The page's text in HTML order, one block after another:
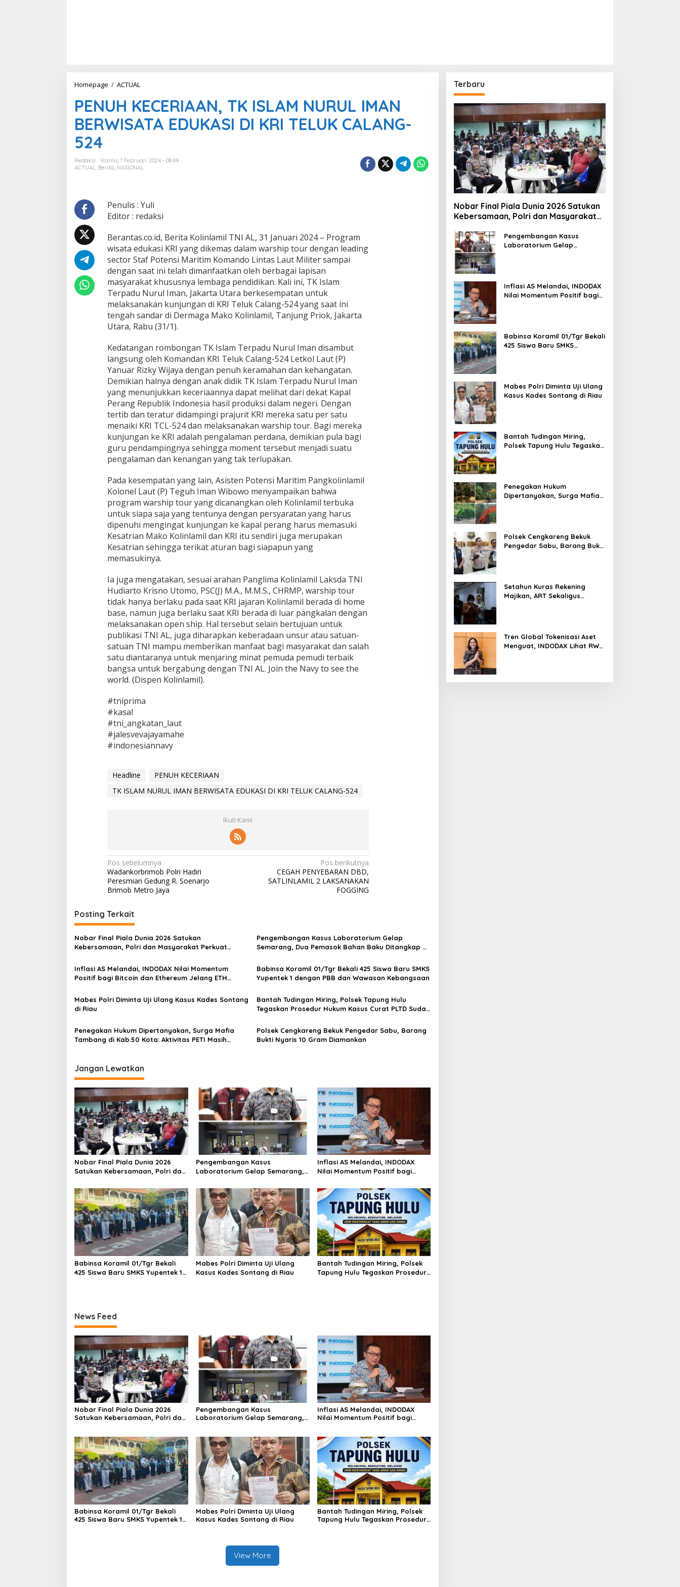
Homepage / ACTUAL
N
U
H
K
E
R
N
T
I
S
L
M
N
U
R
U
L
I
A
N
B
E
R
W
I
S
A
T
A
E
D
A
S
I
D
K
R
I
T
L
U
K
C
A
L
A
N
G
-
5
2
4
PENUH KECERIAAN, TK ISLAM NURUL IMAN
BERWISATA EDUKASI DI KRI TELUK CALANG-
524
Redaksi
Kamis, 1 Februari 2024 - 08:49
ACTUAL, Berita, NASIONAL
Penulis : Yuli
Editor : redaksi
Berantas.co.id, Berita Kolinlamil TNI AL, 31 Januari 2024 – Program
wisata edukasi KRI yang dikemas dalam warship tour dengan leading
sector Staf Potensi Maritim Komando Lintas Laut Militer sampai
dengan saat ini telah dimanfaatkan oleh berbagai lapisan
masyarakat khususnya lembaga pendidikan. Kali ini, TK Islam
Terpadu Nurul Iman, Jakarta Utara berkesempatan untuk
melaksanakan kunjungan di KRI Teluk Calang-524 yang saat ini
tengah sandar di Dermaga Mako Kolinlamil, Tanjung Priok, Jakarta
Utara, Rabu (31/1).
Kedatangan rombongan TK Islam Terpadu Nurul Iman disambut
langsung oleh Komandan KRI Teluk Calang-524 Letkol Laut (P)
Yanuar Rizky Wijaya dengan penuh keramahan dan kehangatan.
Demikian halnya dengan anak didik TK Islam Terpadu Nurul Iman
yang menunjukkan keceriaannya dapat melihat dari dekat Kapal
Perang Republik Indonesia hasil produksi dalam negeri. Dengan
tertib dan teratur didampingi prajurit KRI mereka satu per satu
menaiki KRI TCL-524 dan melaksanakan warship tour. Bagi mereka
kunjungan ke KRI adalah pengalaman perdana, demikian pula bagi
guru pendampingnya sehingga moment tersebut menjadi suatu
pengalaman dan kenangan yang tak terlupakan.
Pada kesempatan yang lain, Asisten Potensi Maritim Pangkolinlamil
Kolonel Laut (P) Teguh Iman Wibowo menyampaikan bahwa
program warship tour yang dicanangkan oleh Kolinlamil terbuka
untuk siapa saja yang tentunya dengan persyaratan yang harus
dipenuhi mengingat kunjungan ke kapal perang harus memasuki
Kesatrian Mako Kolinlamil dan KRI itu sendiri juga merupakan
Kesatrian sehingga terikat aturan bagi siapapun yang
memasukinya.
Ia juga mengatakan, sesuai arahan Panglima Kolinlamil Laksda TNI
Hudiarto Krisno Utomo, PSC(J) M.A., M.M.S., CHRMP, warship tour
tidak hanya berlaku pada saat KRI jajaran Kolinlamil berada di home
base, namun juga berlaku saat KRI berada di luar pangkalan dengan
melaksanakan open ship. Hal tersebut selain bertujuan untuk
publikasi TNI AL, juga diharapkan keberadaan unsur atau satuan-
satuan TNI mampu memberikan manfaat bagi masyarakat dan salah
satu diantaranya untuk menjaring minat pemuda pemudi terbaik
bangsa untuk bergabung dengan TNI AL. Join the Navy to see the
world. (Dispen Kolinlamil).
#tniprima
#kasal
#tni_angkatan_laut
#jalesvevajayamahe
#indonesiannavy
Headline
PENUH KECERIAAN
TK ISLAM NURUL IMAN BERWISATA EDUKASI DI KRI TELUK CALANG-524
Ikuti Kami
N
a
v
i
g
a
s
i
p
o
s
Pos sebelumnya
Wadankorbrimob Polri Hadiri
Peresmian Gedung R. Soenarjo
Brimob Metro Jaya
Pos berikutnya
CEGAH PENYEBARAN DBD,
SATLINLAMIL 2 LAKSANAKAN
FOGGING
Posting Terkait
Nobar Final Piala Dunia 2026 Satukan
Kebersamaan, Polri dan Masyarakat Perkuat
Pengembangan Kasus Laboratorium Gelap
Semarang, Dua Pemasok Bahan Baku Ditangkap di
Inflasi AS Melandai, INDODAX Nilai Momentum
Positif bagi Bitcoin dan Ethereum Jelang ETH
Babinsa Koramil 01/Tgr Bekali 425 Siswa Baru SMKS
Yupentek 1 dengan PBB dan Wawasan Kebangsaan
Mabes Polri Diminta Uji Ulang Kasus Kades Sontang
di Riau
Bantah Tudingan Miring, Polsek Tapung Hulu
Tegaskan Prosedur Hukum Kasus Curat PLTD Sudah
Penegakan Hukum Dipertanyakan, Surga Mafia
Tambang di Kab.50 Kota: Aktivitas PETI Masih
Polsek Cengkareng Bekuk Pengedar Sabu, Barang
Bukti Nyaris 10 Gram Diamankan
Jangan Lewatkan
Nobar Final Piala Dunia 2026
Satukan Kebersamaan, Polri dan
di Jakarta Barat
Pengembangan Kasus
Laboratorium Gelap Semarang,
Ditangkap di Cakung Hingga Sita
1,5 Ton Bahan Baku
Inflasi AS Melandai, INDODAX
Nilai Momentum Positif bagi
Genesis Day
Babinsa Koramil 01/Tgr Bekali
425 Siswa Baru SMKS Yupentek 1
Mabes Polri Diminta Uji Ulang
Kasus Kades Sontang di Riau
Bantah Tudingan Miring, Polsek
Tapung Hulu Tegaskan Prosedur
News Feed
Nobar Final Piala Dunia 2026
Satukan Kebersamaan, Polri dan
Pengembangan Kasus
Laboratorium Gelap Semarang,
1,5 Ton Bahan Baku
Inflasi AS Melandai, INDODAX
Nilai Momentum Positif bagi
Babinsa Koramil 01/Tgr Bekali
425 Siswa Baru SMKS Yupentek 1
Mabes Polri Diminta Uji Ulang
Kasus Kades Sontang di Riau
Bantah Tudingan Miring, Polsek
Tapung Hulu Tegaskan Prosedur
View More
Terbaru
Nobar Final Piala Dunia 2026 Satukan
Kebersamaan, Polri dan Masyarakat
Pengembangan Kasus
Laboratorium Gelap
Bahan Baku
Inflasi AS Melandai, INDODAX
Nilai Momentum Positif bagi
Babinsa Koramil 01/Tgr Bekali
425 Siswa Baru SMKS
Mabes Polri Diminta Uji Ulang
Kasus Kades Sontang di Riau
Bantah Tudingan Miring,
Polsek Tapung Hulu Tegaskan
Penegakan Hukum
Dipertanyakan, Surga Mafia
Rusak
Polsek Cengkareng Bekuk
Pengedar Sabu, Barang Bukti
Setahun Kuras Rekening
Majikan, ART Sekaligus
Tren Global Tokenisasi Aset
Menguat, INDODAX Lihat RWA